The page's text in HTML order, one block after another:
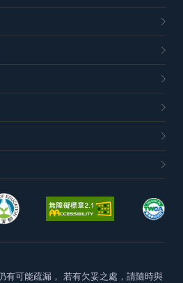
有可能疏漏， 若有欠妥之處，請隨時與